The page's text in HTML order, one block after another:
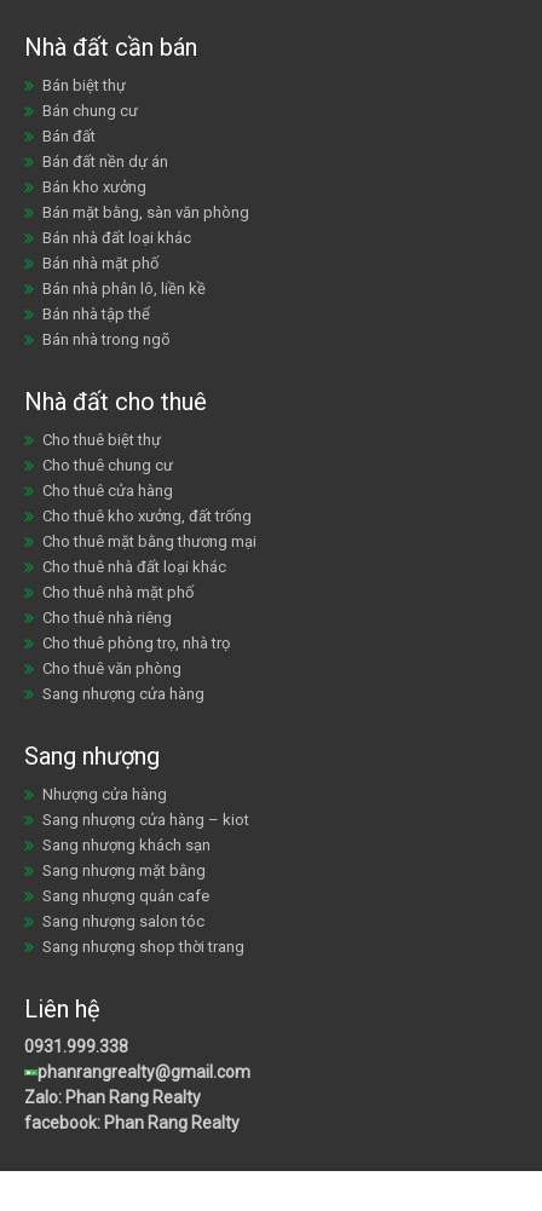
Nhà đất cần bán
Bán biệt thự
Bán chung cư
Bán đất
Bán đất nền dự án
Bán kho xưởng
Bán mặt bằng, sàn văn phòng
Bán nhà đất loại khác
Bán nhà mặt phố
Bán nhà phân lô, liền kề
Bán nhà tập thể
Bán nhà trong ngõ
Nhà đất cho thuê
Cho thuê biệt thự
Cho thuê chung cư
Cho thuê cửa hàng
Cho thuê kho xưởng, đất trống
Cho thuê mặt bằng thương mại
Cho thuê nhà đất loại khác
Cho thuê nhà mặt phố
Cho thuê nhà riêng
Cho thuê phòng trọ, nhà trọ
Cho thuê văn phòng
Sang nhượng cửa hàng
Sang nhượng
Nhượng cửa hàng
Sang nhượng cửa hàng – kiot
Sang nhượng khách sạn
Sang nhượng mặt bằng
Sang nhượng quán cafe
Sang nhượng salon tóc
Sang nhượng shop thời trang
Liên hệ
0931.999.338
phanrangrealty@gmail.com
Zalo: Phan Rang Realty
facebook: Phan Rang Realty